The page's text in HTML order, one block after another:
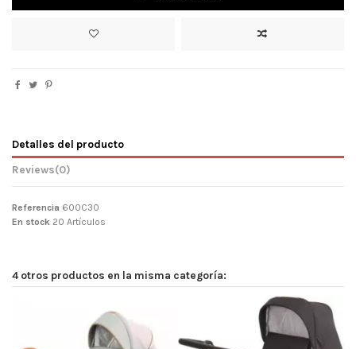
Detalles del producto
Reviews(0)
Referencia 600C30
En stock 20 Artículos
4 otros productos en la misma categoría: